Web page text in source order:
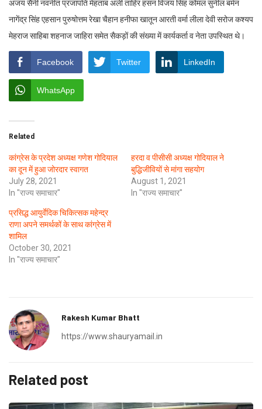
अजय सैनी नवनीत प्रजापति मेहताब अली ताहिर हसन विजय सिंह कोमल सुनील बर्मन
नागेंद्र सिंह एहसान पुरुषोत्तम रेखा चैहान हनीफा खातून आरती वर्मा लीला देवी सरोज कश्यप
मेहराज साहिबा शहनाज जाहिरा समेत सैकड़ों की संख्या में कार्यकर्ता व नेता उपस्थित थे।
Facebook Twitter LinkedIn
WhatsApp
Related
कांग्रेस के प्रदेश अध्यक्ष गणेश गोदियाल
का दून में हुआ जोरदार स्वागत
July 28, 2021
In "राज्य समाचार"
हरदा व पीसीसी अध्यक्ष गोदियाल ने
बुद्धिजीवियों से मांगा सहयोग
August 1, 2021
In "राज्य समाचार"
प्रसिद्ध आयुर्वेदिक चिकित्सक महेन्द्र
राणा अपने समर्थकों के साथ कांग्रेस में
शामिल
October 30, 2021
In "राज्य समाचार"
Rakesh Kumar Bhatt
https://www.shauryamail.in
Related post